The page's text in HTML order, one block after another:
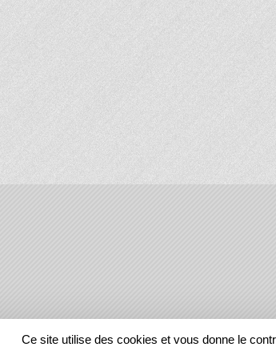
REGIONS
Ce site utilise des cookies et vous donne le